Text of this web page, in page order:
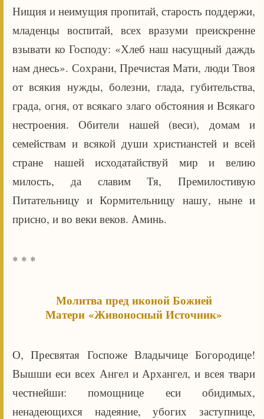
Нищия и неимущия пропитай, старость поддержи,
младенцы воспитай, всех вразуми преискренне
взывати ко Господу: «Хлеб наш насущный даждь
нам днесь». Сохрани, Пречистая Мати, люди Твоя
от всякия нужды, болезни, глада, губительства,
града, огня, от всякаго злаго обстояния и Всякаго
нестроения. Обители нашей (веси), домам и
семействам и всякой души христианстей и всей
стране нашей исходатайствуй мир и велию
милость, да славим Тя, Премилостивую
Питательницу и Кормительницу нашу, ныне и
присно, и во веки веков. Аминь.
* * *
Молитва пред иконой Божией
Матери «Живоносный Источник»
О, Пресвятая Госпоже Владычице Богородице!
Вышши еси всех Ангел и Архангел, и всея твари
честнейши: помощнице еси обидимых,
ненадеющихся надеяние, убогих заступнице,